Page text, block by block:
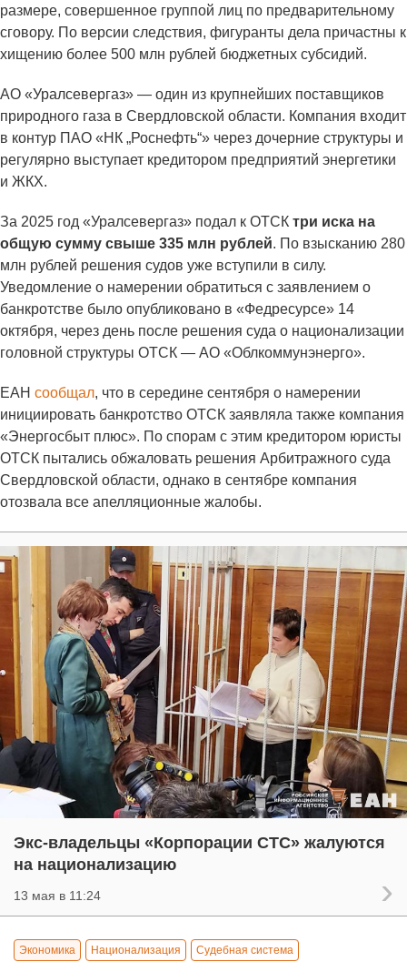
размере, совершенное группой лиц по предварительному
сговору. По версии следствия, фигуранты дела причастны к
хищению более 500 млн рублей бюджетных субсидий.
АО «Уралсевергаз» — один из крупнейших поставщиков
природного газа в Свердловской области. Компания входит
в контур ПАО «НК „Роснефть“» через дочерние структуры и
регулярно выступает кредитором предприятий энергетики
и ЖКХ.
За 2025 год «Уралсевергаз» подал к ОТСК три иска на
общую сумму свыше 335 млн рублей. По взысканию 280
млн рублей решения судов уже вступили в силу.
Уведомление о намерении обратиться с заявлением о
банкротстве было опубликовано в «Федресурсе» 14
октября, через день после решения суда о национализации
головной структуры ОТСК — АО «Облкоммунэнерго».
ЕАН сообщал, что в середине сентября о намерении
инициировать банкротство ОТСК заявляла также компания
«Энергосбыт плюс». По спорам с этим кредитором юристы
ОТСК пытались обжаловать решения Арбитражного суда
Свердловской области, однако в сентябре компания
отозвала все апелляционные жалобы.
Экс-владельцы «Корпорации СТС» жалуются
на национализацию
13 мая в 11:24
Экономика Национализация Судебная система